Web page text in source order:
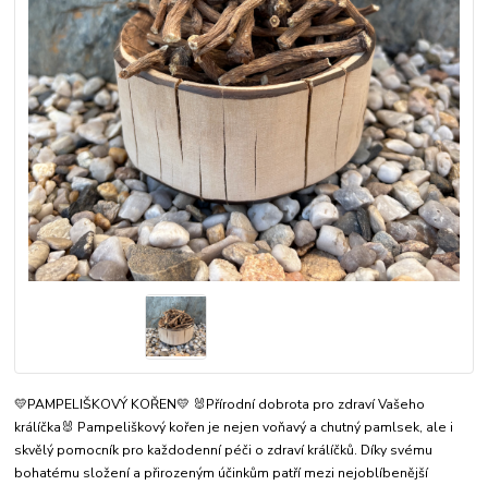
💛PAMPELIŠKOVÝ KOŘEN💛 🐰Přírodní dobrota pro zdraví Vašeho
králíčka🐰 Pampeliškový kořen je nejen voňavý a chutný pamlsek, ale i
skvělý pomocník pro každodenní péči o zdraví králíčků. Díky svému
bohatému složení a přirozeným účinkům patří mezi nejoblíbenější